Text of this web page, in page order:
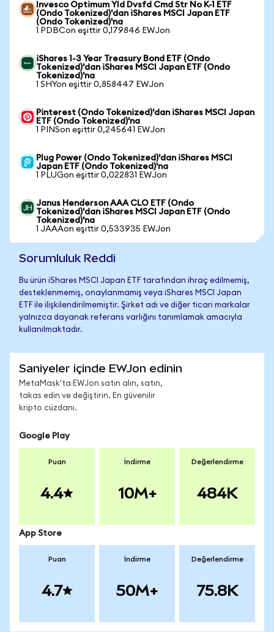
Invesco Optimum Yld Dvsfd Cmd Str No K-1 ETF
(Ondo Tokenized)'dan iShares MSCI Japan ETF
(Ondo Tokenized)'na
1 PDBCon eşittir 0,179846 EWJon
iShares 1-3 Year Treasury Bond ETF (Ondo
Tokenized)'dan iShares MSCI Japan ETF (Ondo
Tokenized)'na
1 SHYon eşittir 0,858447 EWJon
Pinterest (Ondo Tokenized)'dan iShares MSCI Japan
ETF (Ondo Tokenized)'na
1 PINSon eşittir 0,245641 EWJon
Plug Power (Ondo Tokenized)'dan iShares MSCI
Japan ETF (Ondo Tokenized)'na
1 PLUGon eşittir 0,022831 EWJon
Janus Henderson AAA CLO ETF (Ondo
Tokenized)'dan iShares MSCI Japan ETF (Ondo
Tokenized)'na
1 JAAAon eşittir 0,533935 EWJon
Sorumluluk Reddi
Bu ürün iShares MSCI Japan ETF tarafından ihraç edilmemiş,
desteklenmemiş, onaylanmamış veya iShares MSCI Japan
ETF ile ilişkilendirilmemiştir. Şirket adı ve diğer ticari markalar
yalnızca dayanak referans varlığını tanımlamak amacıyla
kullanılmaktadır.
Saniyeler içinde EWJon edinin
MetaMask'ta EWJon satın alın, satın,
takas edin ve değiştirin. En güvenilir
kripto cüzdanı.
Google Play
Puan
4.4
İndirme
10M+
Değerlendirme
484K
App Store
Puan
4.7
İndirme
50M+
Değerlendirme
75.8K